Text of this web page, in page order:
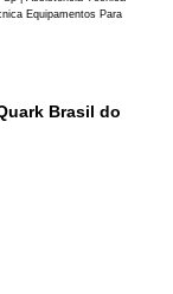
Equipamentos Para
Brasil do